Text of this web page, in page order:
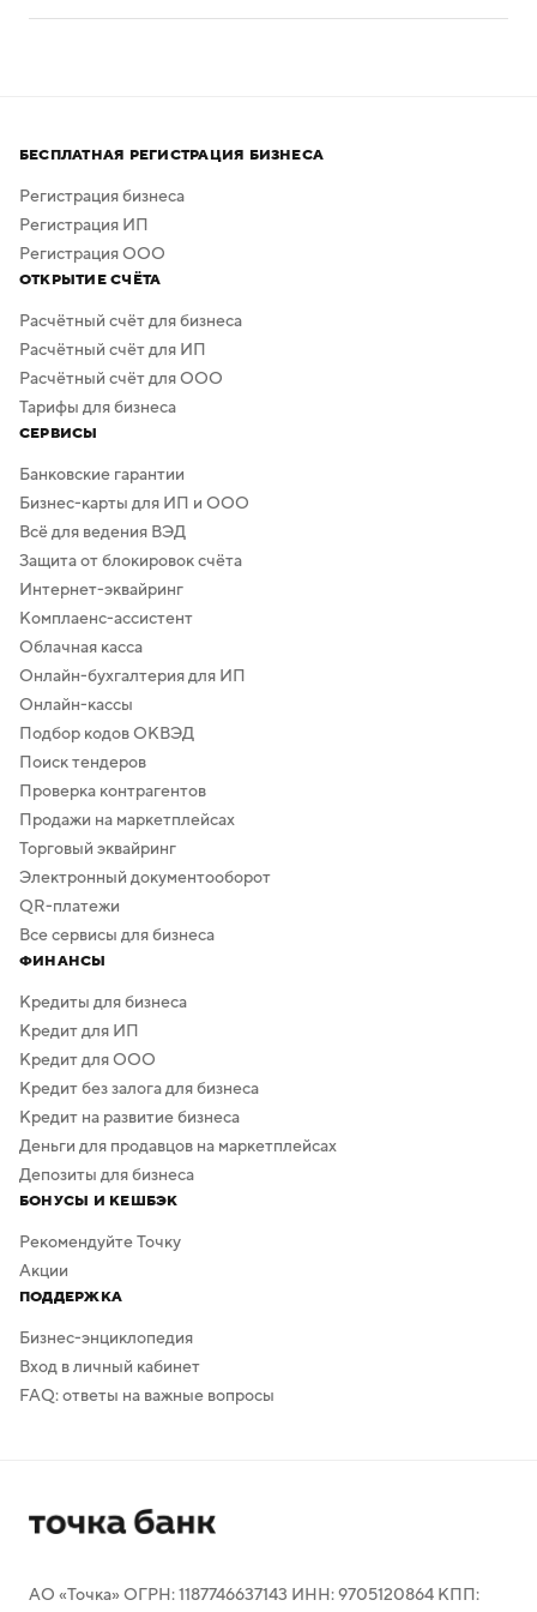
сотрудников.
БЕСПЛАТНАЯ РЕГИСТРАЦИЯ БИЗНЕСА
Регистрация бизнеса
Регистрация ИП
Регистрация ООО
ОТКРЫТИЕ СЧЁТА
Расчётный счёт для бизнеса
Расчётный счёт для ИП
Расчётный счёт для ООО
Тарифы для бизнеса
СЕРВИСЫ
Банковские гарантии
Бизнес-карты для ИП и ООО
Всё для ведения ВЭД
Защита от блокировок счёта
Интернет-эквайринг
Комплаенс-ассистент
Облачная касса
Онлайн-бухгалтерия для ИП
Онлайн-кассы
Подбор кодов ОКВЭД
Поиск тендеров
Проверка контрагентов
Продажи на маркетплейсах
Торговый эквайринг
Электронный документооборот
QR-платежи
Все сервисы для бизнеса
ФИНАНСЫ
Кредиты для бизнеса
Кредит для ИП
Кредит для ООО
Кредит без залога для бизнеса
Кредит на развитие бизнеса
Деньги для продавцов на маркетплейсах
Депозиты для бизнеса
БОНУСЫ И КЕШБЭК
Рекомендуйте Точку
Акции
ПОДДЕРЖКА
Бизнес-энциклопедия
Вход в личный кабинет
FAQ: ответы на важные вопросы
АО «Точка» ОГРН: 1187746637143 ИНН: 9705120864 КПП: